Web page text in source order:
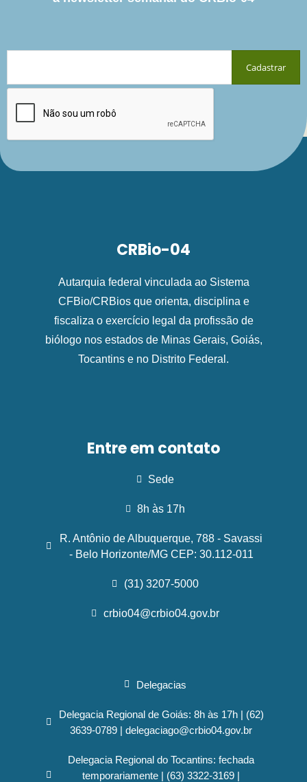
CRBio-04
Autarquia federal vinculada ao Sistema
CFBio/CRBios que orienta, disciplina e
fiscaliza o exercício legal da profissão de
biólogo nos estados de Minas Gerais, Goiás,
Tocantins e no Distrito Federal.
Entre em contato
Sede
8h às 17h
R. Antônio de Albuquerque, 788 - Savassi
- Belo Horizonte/MG CEP: 30.112-011
(31) 3207-5000
crbio04@crbio04.gov.br
Delegacias
Delegacia Regional de Goiás: 8h às 17h | (62)
3639-0789 | delegaciago@crbio04.gov.br
Delegacia Regional do Tocantins: fechada
temporariamente | (63) 3322-3169 |